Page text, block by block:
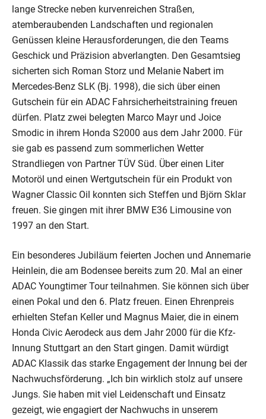
lange Strecke neben kurvenreichen Straßen,
atemberaubenden Landschaften und regionalen
Genüssen kleine Herausforderungen, die den Teams
Geschick und Präzision abverlangten. Den Gesamtsieg
sicherten sich Roman Storz und Melanie Nabert im
Mercedes-Benz SLK (Bj. 1998), die sich über einen
Gutschein für ein ADAC Fahrsicherheitstraining freuen
dürfen. Platz zwei belegten Marco Mayr und Joice
Smodic in ihrem Honda S2000 aus dem Jahr 2000. Für
sie gab es passend zum sommerlichen Wetter
Strandliegen von Partner TÜV Süd. Über einen Liter
Motoröl und einen Wertgutschein für ein Produkt von
Wagner Classic Oil konnten sich Steffen und Björn Sklar
freuen. Sie gingen mit ihrer BMW E36 Limousine von
1997 an den Start.
Ein besonderes Jubiläum feierten Jochen und Annemarie
Heinlein, die am Bodensee bereits zum 20. Mal an einer
ADAC Youngtimer Tour teilnahmen. Sie können sich über
einen Pokal und den 6. Platz freuen. Einen Ehrenpreis
erhielten Stefan Keller und Magnus Maier, die in einem
Honda Civic Aerodeck aus dem Jahr 2000 für die Kfz-
Innung Stuttgart an den Start gingen. Damit würdigt
ADAC Klassik das starke Engagement der Innung bei der
Nachwuchsförderung. „Ich bin wirklich stolz auf unsere
Jungs. Sie haben mit viel Leidenschaft und Einsatz
gezeigt, wie engagiert der Nachwuchs in unserem